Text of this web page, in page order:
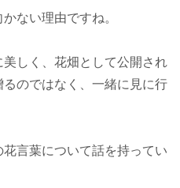
ない理由ですね。
しく、花畑として公開され
のではなく、一緒に見に行
言葉について話を持ってい